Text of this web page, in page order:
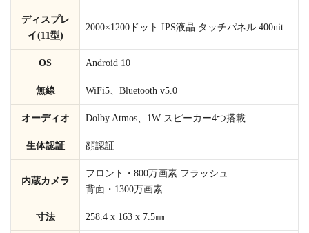
ディスプレ
イ(11型)
2000×1200ドット IPS液晶 タッチパネル 400nit
OS Android 10
無線 WiFi5、Bluetooth v5.0
オーディオ Dolby Atmos、1W スピーカー4つ搭載
生体認証 顔認証
内蔵カメラ
フロント・800万画素 フラッシュ
背面・1300万画素
寸法 258.4 x 163 x 7.5㎜